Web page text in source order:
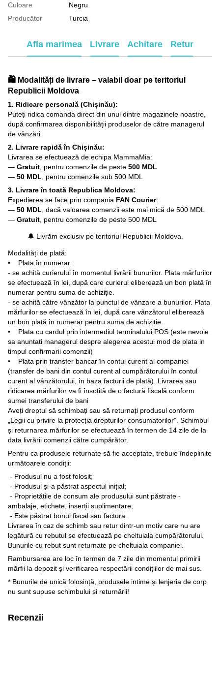
Culoare
Negru
Producător
Turcia
Afla marimea Livrare Achitare Retur
🛍️ Modalități de livrare – valabil doar pe teritoriul
Republicii Moldova
1. Ridicare personală (Chișinău):
Puteți ridica comanda direct din unul dintre magazinele noastre,
după confirmarea disponibilității produselor de către managerul
de vânzări.
2. Livrare rapidă în Chișinău:
Livrarea se efectuează de echipa MammaMia:
— Gratuit , pentru comenzile de peste 500 MDL
— 50 MDL , pentru comenzile sub 500 MDL
3. Livrare în toată Republica Moldova:
Expedierea se face prin compania FAN Courier:
— 50 MDL , dacă valoarea comenzii este mai mică de 500 MDL
— Gratuit , pentru comenzile de peste 500 MDL
🔔 Livrăm exclusiv pe teritoriul Republicii Moldova.
Modalități de plată:
• Plata în numerar:
- se achită curierului în momentul livrării bunurilor. Plata mărfurilor
se efectuează în lei, după care curierul eliberează un bon plată în
numerar pentru suma de achiziție.
- se achită către vânzător la punctul de vânzare a bunurilor. Plata
mărfurilor se efectuează în lei, după care vânzătorul eliberează
un bon plată în numerar pentru suma de achiziție.
• Plata cu cardul prin intermediul terminalului POS (este nevoie
sa anuntati managerul despre alegerea acestui mod de plata in
timpul confirmarii comenzii)
• Plata prin transfer bancar în contul curent al companiei
(transfer de bani din contul curent al cumpărătorului în contul
curent al vânzătorului, în baza facturii de plată). Livrarea sau
ridicarea mărfurilor va fi însoțită de o factură fiscală conform
sumei transferului de bani
Aveți dreptul să schimbați sau să returnați produsul conform
„Legii cu privire la protecția drepturilor consumatorilor”. Schimbul
și returnarea mărfurilor se efectuează în termen de 14 zile de la
data livrării comenzii către cumpărător.
Pentru ca produsele returnate să fie acceptate, trebuie îndeplinite
următoarele condiții:
- Produsul nu a fost folosit;
- Produsul și-a păstrat aspectul inițial;
- Proprietățile de consum ale produsului sunt păstrate -
ambalaje, etichete, inserții suplimentare;
- Este păstrat bonul fiscal sau factura.
Livrarea în caz de schimb sau retur dintr-un motiv care nu are
legătură cu rebutul se efectuează pe cheltuiala cumpărătorului.
Bunurile cu rebut sunt returnate pe cheltuiala companiei.
Rambursarea are loc în termen de 7 zile din momentul primirii
mărfii la depozit și verificarea respectării condițiilor de mai sus.
* Bunurile de unică folosință, produsele intime și lenjeria de corp
nu sunt supuse schimbului și returnării!
Recenzii